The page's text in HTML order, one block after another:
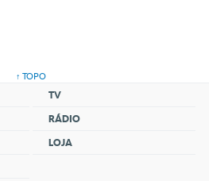
↑ TOPO
TV
RÁDIO
LOJA